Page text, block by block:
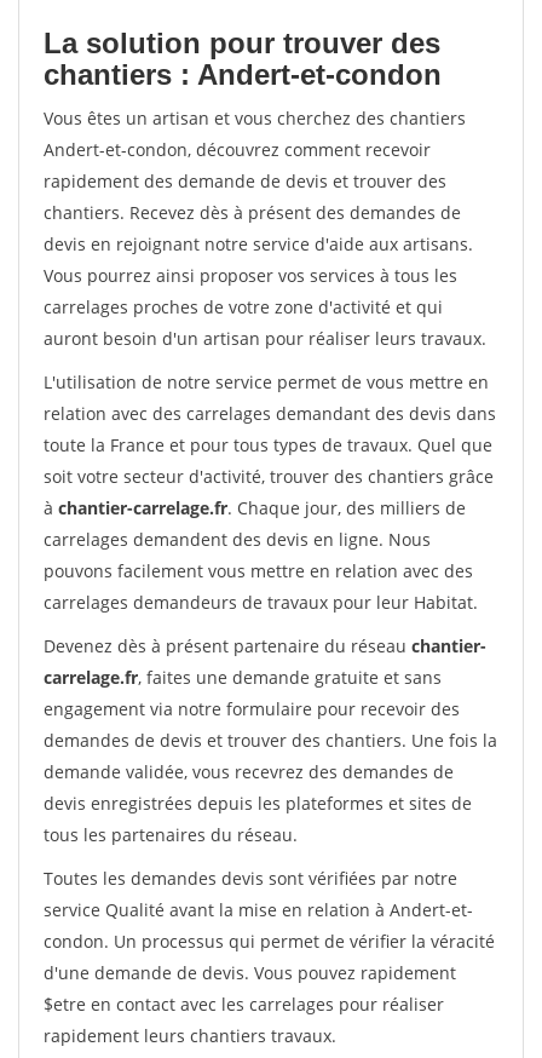
La solution pour trouver des
chantiers : Andert-et-condon
Vous êtes un artisan et vous cherchez des chantiers
Andert-et-condon, découvrez comment recevoir
rapidement des demande de devis et trouver des
chantiers. Recevez dès à présent des demandes de
devis en rejoignant notre service d'aide aux artisans.
Vous pourrez ainsi proposer vos services à tous les
carrelages proches de votre zone d'activité et qui
auront besoin d'un artisan pour réaliser leurs travaux.
L'utilisation de notre service permet de vous mettre en
relation avec des carrelages demandant des devis dans
toute la France et pour tous types de travaux. Quel que
soit votre secteur d'activité, trouver des chantiers grâce
à chantier-carrelage.fr. Chaque jour, des milliers de
carrelages demandent des devis en ligne. Nous
pouvons facilement vous mettre en relation avec des
carrelages demandeurs de travaux pour leur Habitat.
Devenez dès à présent partenaire du réseau chantier-
carrelage.fr, faites une demande gratuite et sans
engagement via notre formulaire pour recevoir des
demandes de devis et trouver des chantiers. Une fois la
demande validée, vous recevrez des demandes de
devis enregistrées depuis les plateformes et sites de
tous les partenaires du réseau.
Toutes les demandes devis sont vérifiées par notre
service Qualité avant la mise en relation à Andert-et-
condon. Un processus qui permet de vérifier la véracité
d'une demande de devis. Vous pouvez rapidement
$etre en contact avec les carrelages pour réaliser
rapidement leurs chantiers travaux.